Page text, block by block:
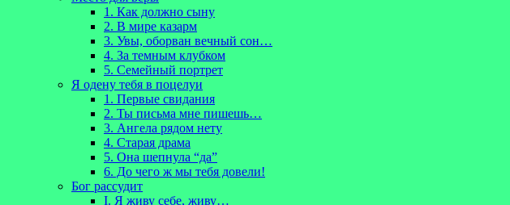
1. Как должно сыну
2. В мире казарм
3. Увы, оборван вечный сон…
4. За темным клубком
5. Семейный портрет
Я одену тебя в поцелуи
1. Первые свидания
2. Ты письма мне пишешь…
3. Ангела рядом нету
4. Старая драма
5. Она шепнула “да”
6. До чего ж мы тебя довели!
Бог рассудит
I. Я живу себе, живу…